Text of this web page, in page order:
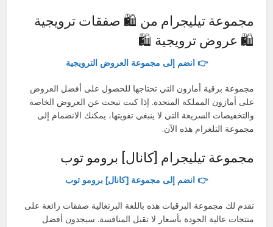
مجموعة تيليجرام من 🛍 صفقات ترويجية
🛍 عروض ترويجية 🛍
👉 انضم إلى مجموعة العروض الترويجية
مجموعة برقية أمازون التي تحتاجها للحصول على أفضل العروض
على أمازون المملكة المتحدة. إذا كنت تبحث عن العروض الخاصة
والتخفيضات السريعة التي لا ينبغي تفويتها، يمكنك الانضمام إلى
مجموعة التلغرام هذه الآن.
مجموعة تيليجرام [كانال] برومو توب
👉 انضم إلى مجموعة [كانال] برومو توب
تقدم لك مجموعة البرقيات هذه باللغة البرتغالية صفقات رائعة على
منتجات عالية الجودة بأسعار لا تقبل المنافسة. سيجدون أفضل